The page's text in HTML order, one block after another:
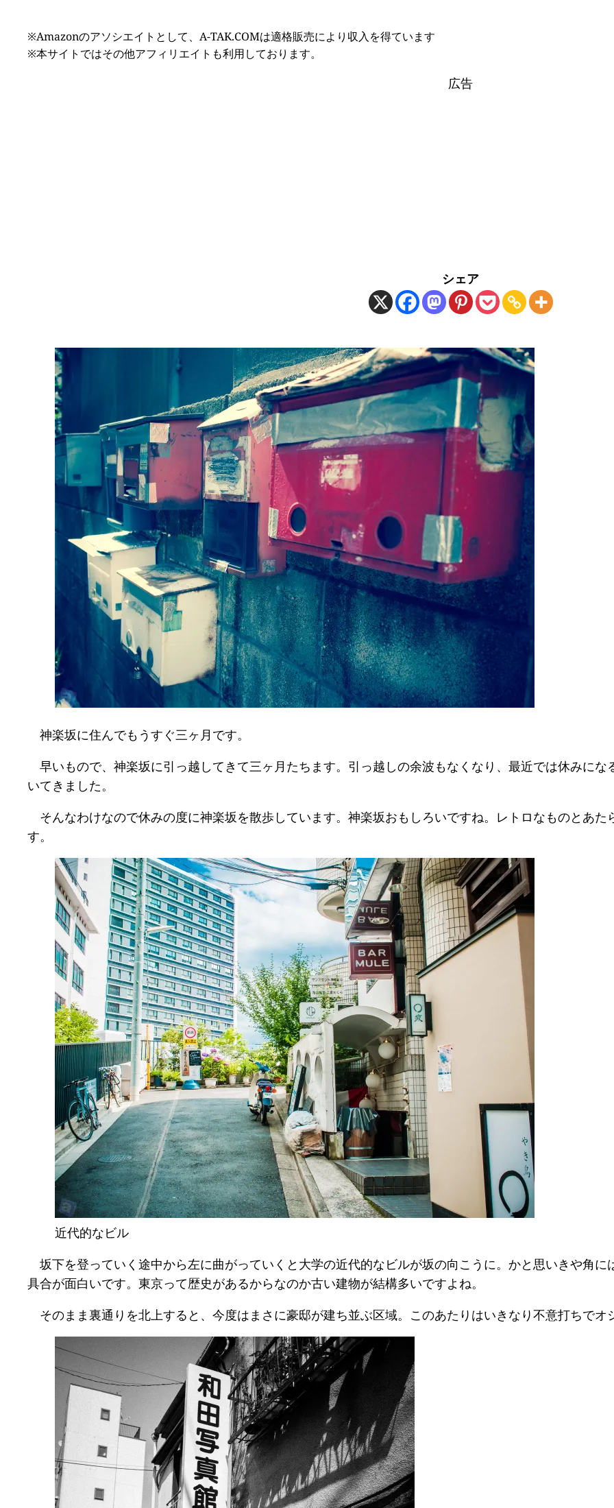
※Amazonのアソシエイトとして、A-TAK.COMは適格販売により収入を得ています
※本サイトではその他アフィリエイトも利用しております。
広告
シェア
神楽坂に住んでもうすぐ三ヶ月です。
早いもので、神楽坂に引っ越してきて三ヶ月たちます。引っ越しの余波もなくなり、最近では休みに
いてきました。
そんなわけなので休みの度に神楽坂を散歩しています。神楽坂おもしろいですね。レトロなものとあ
す。
近代的なビル
坂下を登っていく途中から左に曲がっていくと大学の近代的なビルが坂の向こうに。かと思いきや角
具合が面白いです。東京って歴史があるからなのか古い建物が結構多いですよね。
そのまま裏通りを北上すると、今度はまさに豪邸が建ち並ぶ区域。このあたりはいきなり不意打ちで